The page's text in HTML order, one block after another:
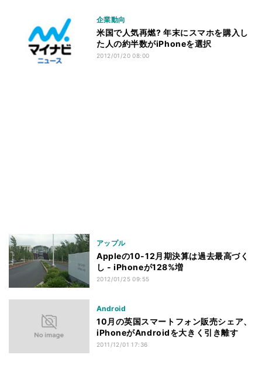
企業動向
米国で人気再燃? 年末にスマホを購入し
た人の約半数がiPhoneを選択
2012/01/20 08:00
アップル
Appleの10-12月期決算は過去最高づく
し - iPhoneが128%増
2012/01/25 09:55
Android
10月の英国スマートフォン販売シェア、
iPhoneがAndroidを大きく引き離す
2011/12/01 17:36